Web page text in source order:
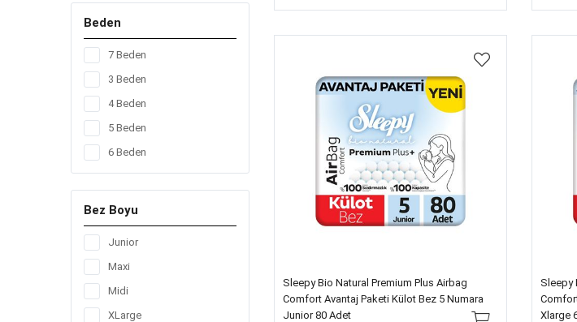
156
42
51
56
60
64
72
Beden
7 Beden
3 Beden
4 Beden
5 Beden
6 Beden
Bez Boyu
Junior
Maxi
Midi
XLarge
Sleepy Bio Natural Premium Plus Airbag
Comfort Avantaj Paketi Külot Bez 5 Numara
Junior 80 Adet
Sleepy
Xlarge